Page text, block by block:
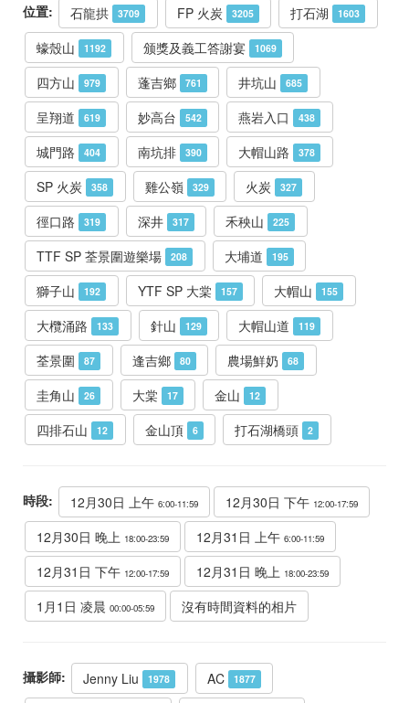
位置: 石龍拱 3709 FP 火炭 3205 打石湖 1603
蠔殼山 1192 颁獎及義工答謝宴 1069
四方山 979 蓬吉鄉 761 井坑山 685
呈翔道 619 妙高台 542 燕岩入口 438
城門路 404 南坑排 390 大帽山路 378
SP 火炭 358 雞公嶺 329 火炭 327
徑口路 319 深井 317 禾秧山 225
TTF SP 荃景圍遊樂場 208 大埔道 195
獅子山 192 YTF SP 大棠 157 大帽山 155
大欖涌路 133 針山 129 大帽山道 119
荃景圍 87 逢吉鄉 80 農場鮮奶 68
圭角山 26 大棠 17 金山 12
四排石山 12 金山頂 6 打石湖橋頭 2
時段: 12月30日 上午 6:00-11:59 12月30日 下午 12:00-17:59
12月30日 晚上 18:00-23:59 12月31日 上午 6:00-11:59
12月31日 下午 12:00-17:59 12月31日 晚上 18:00-23:59
1月1日 凌晨 00:00-05:59 沒有時間資料的相片
攝影師: Jenny Liu 1978 AC 1877